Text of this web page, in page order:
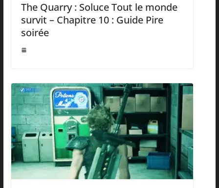
The Quarry : Soluce Tout le monde
survit – Chapitre 10 : Guide Pire
soirée